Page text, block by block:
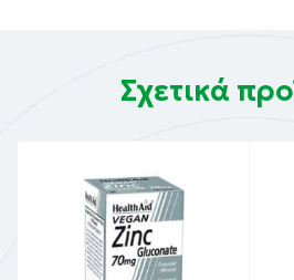
Σχετικά